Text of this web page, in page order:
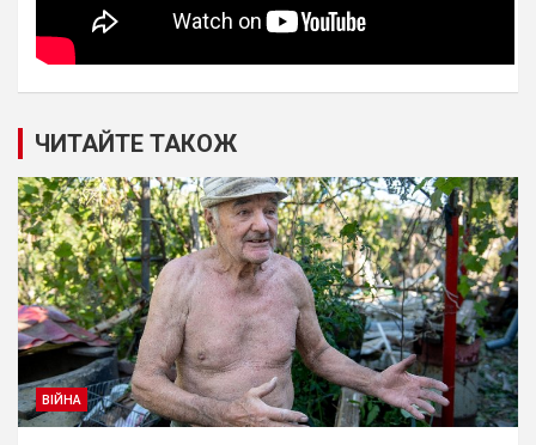
ЧИТАЙТЕ ТАКОЖ
ВІЙНА